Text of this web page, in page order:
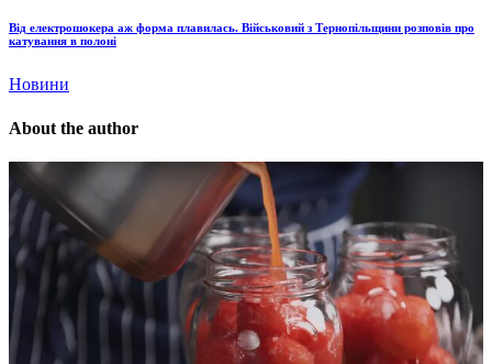
Від електрошокера аж форма плавилась. Військовий з Тернопільщини розповів про
катування в полоні
Новини
About the author